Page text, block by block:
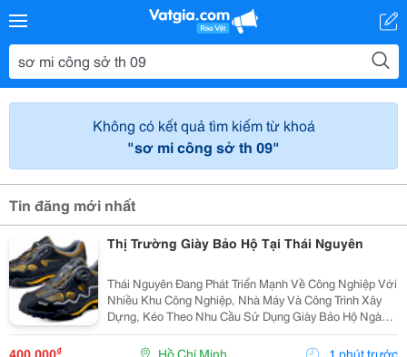
Không có kết quả tìm kiếm từ khoá
"sơ mi công sở th 09"
Tin đăng mới nhất
Thị Trường Giày Bảo Hộ Tại Thái Nguyên
Thái Nguyên Đang Phát Triển Mạnh Về Công Nghiệp Với
Nhiều Khu Công Nghiệp, Nhà Máy Và Công Trình Xây
Dựng, Kéo Theo Nhu Cầu Sử Dụng Giày Bảo Hộ Ngày
Càng Tăng. Không Chỉ Giúp Bảo Vệ Đôi Chân Trước
Các Rủi Ro Trong Môi Trường Làm Việc, Giày Bảo Hộ
400.000₫ Hồ Chí Minh 1 phút trước